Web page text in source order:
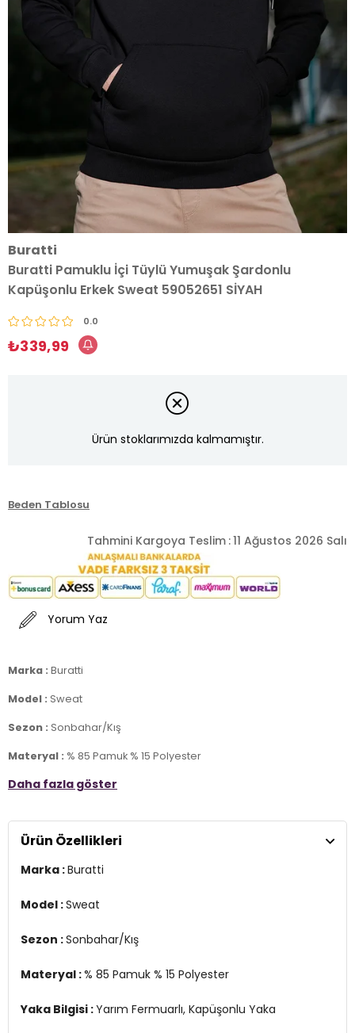
Buratti
Buratti Pamuklu İçi Tüylü Yumuşak Şardonlu
Kapüşonlu Erkek Sweat 59052651 SİYAH
0.0
₺339,99
Ürün stoklarımızda kalmamıştır.
Beden Tablosu
Tahmini Kargoya Teslim :11 Ağustos 2026 Salı
Yorum Yaz
Marka : Buratti
Model : Sweat
Sezon : Sonbahar/Kış
Materyal : % 85 Pamuk % 15 Polyester
Yaka Bilgisi :Yarım Fermuarlı, Kapüşonlu Yaka
Cep Bilgisi :&Kanguru Cepli
Kalıp Bilgisi :Regular Fit
Manken Ölçüsü :
84 cm / Basen : 100 cm / Beden : L
Üretim Yeri :Türkiye
Daha fazla göster
Ürün Özellikleri
Marka :Buratti
Model :Sweat
Sezon :Sonbahar/Kış
Materyal :% 85 Pamuk % 15 Polyester
Yaka Bilgisi :Yarım Fermuarlı, Kapüşonlu Yaka